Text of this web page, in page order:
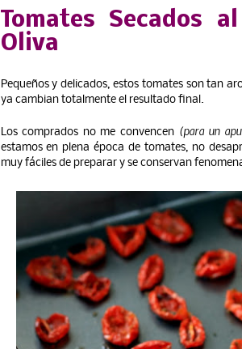
Tomates Secados
Oliva
Pequeños y delicados, estos tomates son tan
ya cambian totalmente el resultado final.
Los comprados no me convencen (para un
estamos en plena época de tomates, no
muy fáciles de preparar y se conservan